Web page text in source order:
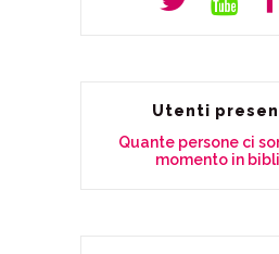
Utenti
Quante persone ci
momento in